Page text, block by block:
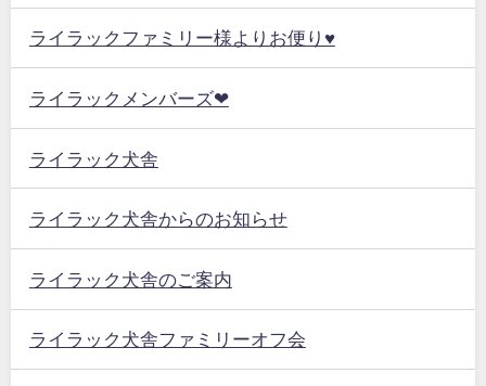
ライラックファミリー様よりお便り♥
ライラックメンバーズ❤
ライラック犬舎
ライラック犬舎からのお知らせ
ライラック犬舎のご案内
ライラック犬舎ファミリーオフ会